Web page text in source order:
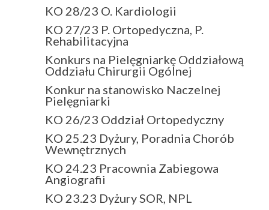
KO 28/23 O. Kardiologii
KO 27/23 P. Ortopedyczna, P.
Rehabilitacyjna
Konkurs na Pielęgniarkę Oddziałową
Oddziału Chirurgii Ogólnej
Konkur na stanowisko Naczelnej
Pielęgniarki
KO 26/23 Oddział Ortopedyczny
KO 25.23 Dyżury, Poradnia Chorób
Wewnętrznych
KO 24.23 Pracownia Zabiegowa
Angiografii
KO 23.23 Dyżury SOR, NPL